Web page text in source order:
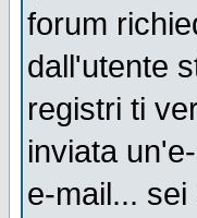
forum
dall'utente
registri ti
inviata
e-mail...